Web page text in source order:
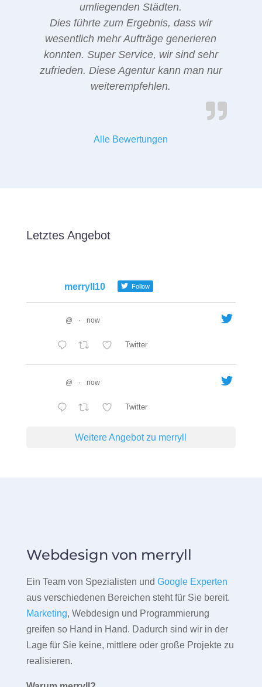
umliegenden Städten.
Dies führte zum Ergebnis, dass wir
wesentlich mehr Aufträge generieren
konnten. Super Service, wir sind sehr
zufrieden. Diese Agentur kann man nur
weiterempfehlen.
Alle Bewertungen
Letztes Angebot
merryll10 Follow
@ · now
Twitter
@ · now
Twitter
Weitere Angebot zu merryll
Webdesign von merryll
Ein Team von Spezialisten und Google Experten
aus verschiedenen Bereichen steht für Sie bereit.
Marketing, Webdesign und Programmierung
greifen so Hand in Hand. Dadurch sind wir in der
Lage für Sie keine, mittlere oder große Projekte zu
realisieren.